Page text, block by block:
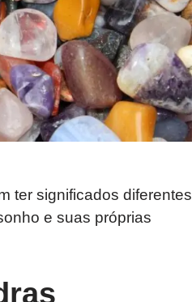
ter significados diferentes
e suas próprias